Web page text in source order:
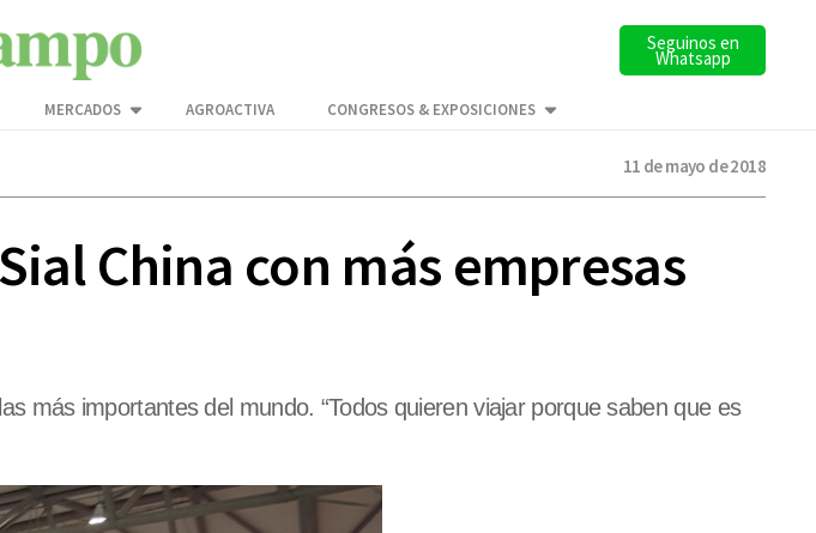
Seguinos en
Whatsapp
MERCADOS AGROACTIVA CONGRESOS & EXPOSICIONES
11 de mayo de 2018
China con más empresas
más importantes del mundo. “Todos quieren viajar porque saben que es